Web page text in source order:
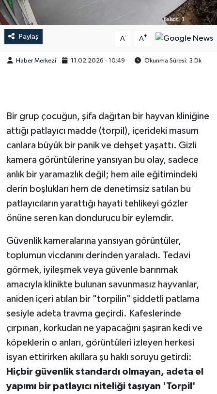
Paylaş A- A+
Haber Merkezi 11.02.2026 - 10:49 Okunma Süresi: 3 Dk
Bir grup çocuğun, şifa dağıtan bir hayvan kliniğine
attığı patlayıcı madde (torpil), içerideki masum
canlara büyük bir panik ve dehşet yaşattı. Gizli
kamera görüntülerine yansıyan bu olay, sadece
anlık bir yaramazlık değil; hem aile eğitimindeki
derin boşlukları hem de denetimsiz satılan bu
patlayıcıların yarattığı hayati tehlikeyi gözler
önüne seren kan dondurucu bir eylemdir.
Güvenlik kameralarına yansıyan görüntüler,
toplumun vicdanını derinden yaraladı. Tedavi
görmek, iyileşmek veya güvenle barınmak
amacıyla klinikte bulunan savunmasız hayvanlar,
aniden içeri atılan bir "torpilin" şiddetli patlama
sesiyle adeta travma geçirdi. Kafeslerinde
çırpınan, korkudan ne yapacağını şaşıran kedi ve
köpeklerin o anları, görüntüleri izleyen herkesi
isyan ettirirken akıllara şu haklı soruyu getirdi:
Hiçbir güvenlik standardı olmayan, adeta el
yapımı bir patlayıcı niteliği taşıyan 'Torpil'